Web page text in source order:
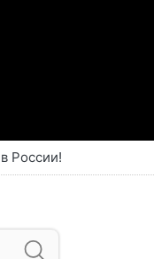
в России!